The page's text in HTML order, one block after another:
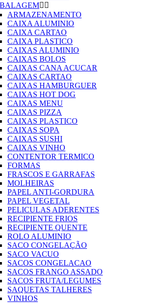
 
ARMAZENAMENTO
CAIXA ALUMINIO
CAIXA CARTAO
CAIXA PLASTICO
CAIXAS ALUMINIO
CAIXAS BOLOS
CAIXAS CANA ACUCAR
CAIXAS CARTAO
CAIXAS HAMBURGUER
CAIXAS HOT DOG
CAIXAS MENU
CAIXAS PIZZA
CAIXAS PLASTICO
CAIXAS SOPA
CAIXAS SUSHI
CAIXAS VINHO
CONTENTOR TERMICO
FORMAS
FRASCOS E GARRAFAS
MOLHEIRAS
PAPEL ANTI-GORDURA
PAPEL VEGETAL
PELICULAS ADERENTES
RECIPIENTE FRIOS
RECIPIENTE QUENTE
ROLO ALUMINIO
SACO CONGELAÇÃO
SACO VACUO
SACOS CONGELACAO
SACOS FRANGO ASSADO
SACOS FRUTA/LEGUMES
SAQUETAS TALHERES
VINHOS